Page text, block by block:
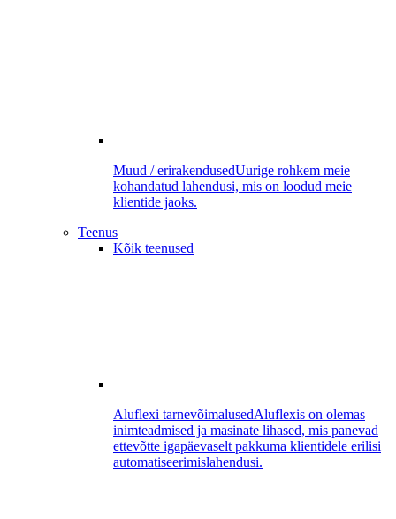
Muud / erirakendusedUurige rohkem meie
kohandatud lahendusi, mis on loodud meie
klientide jaoks.
Teenus
Kõik teenused
Aluflexi tarnevõimalusedAluflexis on olemas
inimteadmised ja masinate lihased, mis panevad
ettevõtte igapäevaselt pakkuma klientidele erilisi
automatiseerimislahendusi.